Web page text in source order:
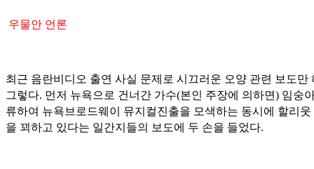
우물안 언론
최근 음란비디오 출연 사실 문제로 시끄러운 오양 관련 보도만
그렇다. 먼저 뉴욕으로 건너간 가수(본인 주장에 의하면) 임숭
류하여 뉴욕브로드웨이 뮤지컬진출을 모색하는 동시에 할리웃
을 꾀하고 있다는 일간지들의 보도에 두 손을 들었다.